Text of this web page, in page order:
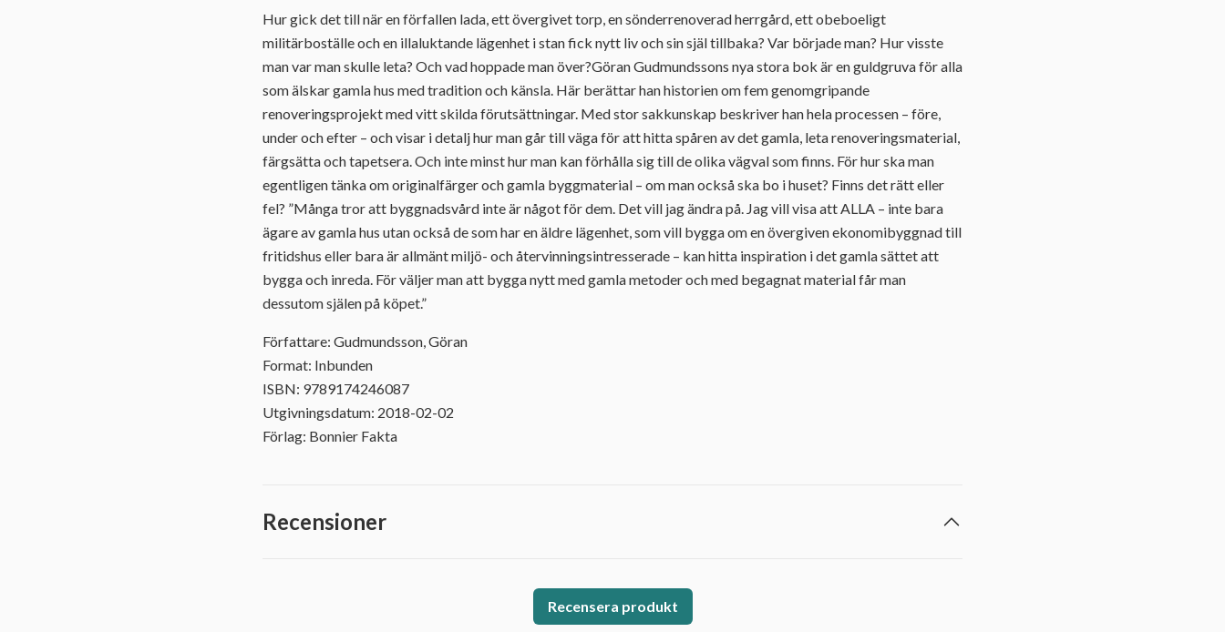
Hur gick det till när en förfallen lada, ett övergivet torp, en sönderrenoverad herrgård, ett obeboeligt
militärboställe och en illaluktande lägenhet i stan fick nytt liv och sin själ tillbaka? Var började man? Hur visste
man var man skulle leta? Och vad hoppade man över?Göran Gudmundssons nya stora bok är en guldgruva för alla
som älskar gamla hus med tradition och känsla. Här berättar han historien om fem genomgripande
renoveringsprojekt med vitt skilda förutsättningar. Med stor sakkunskap beskriver han hela processen – före,
under och efter – och visar i detalj hur man går till väga för att hitta spåren av det gamla, leta renoveringsmaterial,
färgsätta och tapetsera. Och inte minst hur man kan förhålla sig till de olika vägval som finns. För hur ska man
egentligen tänka om originalfärger och gamla byggmaterial – om man också ska bo i huset? Finns det rätt eller
fel? ”Många tror att byggnadsvård inte är något för dem. Det vill jag ändra på. Jag vill visa att ALLA – inte bara
ägare av gamla hus utan också de som har en äldre lägenhet, som vill bygga om en övergiven ekonomibyggnad till
fritidshus eller bara är allmänt miljö- och återvinningsintresserade – kan hitta inspiration i det gamla sättet att
bygga och inreda. För väljer man att bygga nytt med gamla metoder och med begagnat material får man
dessutom själen på köpet.”
Författare: Gudmundsson, Göran
Format: Inbunden
ISBN: 9789174246087
Utgivningsdatum: 2018-02-02
Förlag: Bonnier Fakta
Recensioner
Recensera produkt